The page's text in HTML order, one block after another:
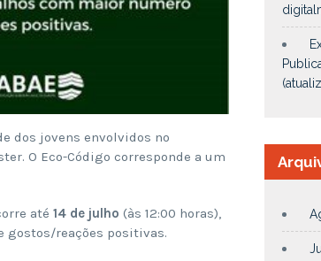
dos jovens envolvidos no
O Eco-Código corresponde a um
até 14 de julho (às 12:00 horas),
gostos/reações positivas.